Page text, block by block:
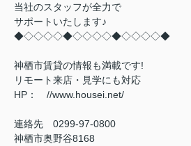
当社のスタッフが全力で
サポートいたします♪
◆◇◇◇◇◆◇◇◇◇◆◇◇◇◇◆
神栖市賃貸の情報も満載です!
リモート来店・見学にも対応
HP： //www.housei.net/
連絡先 0299‐97‐0800
神栖市奥野谷8168